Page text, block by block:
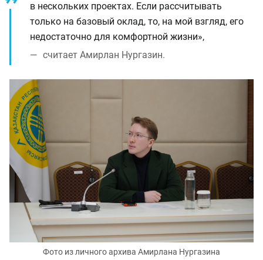
в нескольких проектах. Если рассчитывать
только на базовый оклад, то, на мой взгляд, его
недостаточно для комфортной жизни»,
считает Амирлан Нургазин.
Фото из личного архива Амирлана Нургазина